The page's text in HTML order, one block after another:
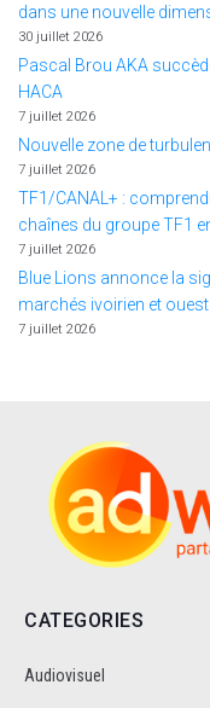
dans une nouvelle
30 juillet 2026
Pascal Brou AKA
HACA
7 juillet 2026
Nouvelle zone de
7 juillet 2026
TF1/CANAL+ :
chaînes du groupe TF1
7 juillet 2026
Blue Lions annonce la
marchés ivoirien et ouest
7 juillet 2026
CATEGORIES
Audiovisuel